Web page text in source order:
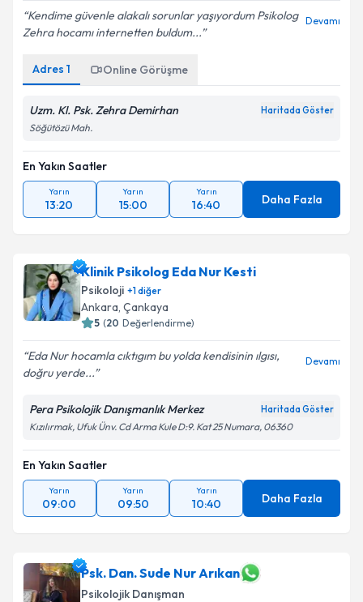
Kendime güvenle alakalı sorunlar yaşıyordum Psikolog
Zehra hocamı internetten buldum...
Devamı
Adres 1 Online Görüşme
Uzm. Kl. Psk. Zehra Demirhan Haritada Göster
Söğütözü Mah.
En Yakın Saatler
Yarın
13:20
Yarın
15:00
Yarın
16:40 Daha Fazla
Klinik Psikolog Eda Nur Kesti
Psikoloji +1diğer
Ankara, Çankaya
5 (20 Değerlendirme)
Eda Nur hocamla cıktıgım bu yolda kendisinin ılgısı,
doğru yerde...
Devamı
Pera Psikolojik Danışmanlık Merkez Haritada Göster
Kızılırmak, Ufuk Ünv. Cd Arma Kule D:9. Kat 25 Numara, 06360
En Yakın Saatler
Yarın
09:00
Yarın
09:50
Yarın
10:40 Daha Fazla
Psk. Dan. Sude Nur Arıkan
Psikolojik Danışman